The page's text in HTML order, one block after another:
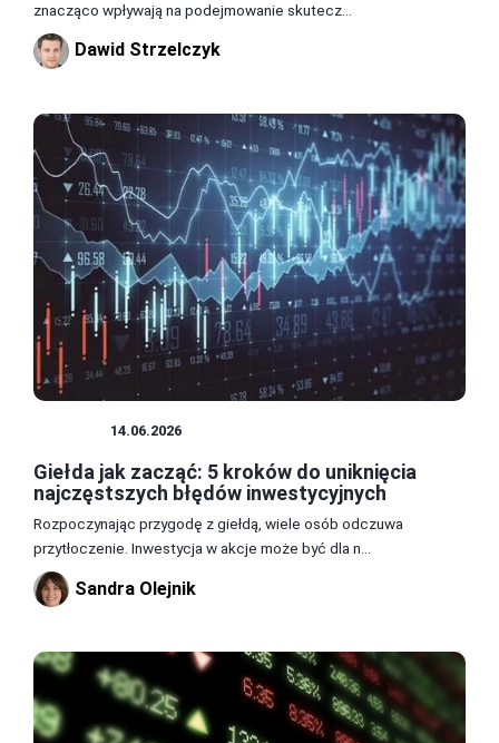
znacząco wpływają na podejmowanie skutecz...
Dawid Strzelczyk
14.06.2026
Giełda jak zacząć: 5 kroków do uniknięcia
najczęstszych błędów inwestycyjnych
Rozpoczynając przygodę z giełdą, wiele osób odczuwa
przytłoczenie. Inwestycja w akcje może być dla n...
Sandra Olejnik